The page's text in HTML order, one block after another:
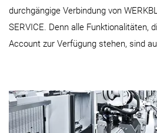
durchgängige Verbindung von
SERVICE. Denn alle Funktionalitäten,
Account zur Verfügung stehen, sind